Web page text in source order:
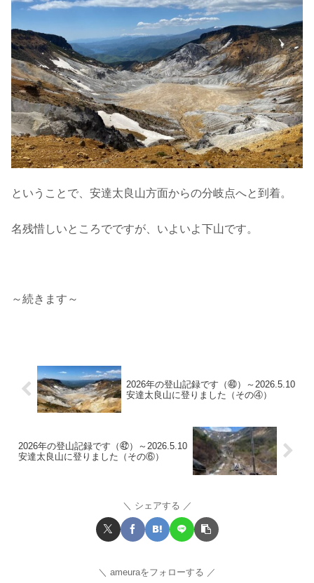
ということで、安達太良山方面からの分岐点へと到着。
名残惜しいところでですが、いよいよ下山です。
～続きます～
2026年の登山記録です（㊵）～2026.5.10
安達太良山に登りました（その④）
2026年の登山記録です（㊷）～2026.5.10
安達太良山に登りました（その⑥）
シェアする
ameuraをフォローする